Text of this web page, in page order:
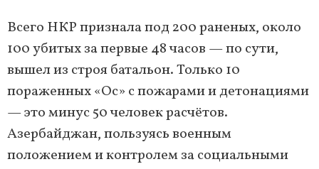
Всего НКР признала под 200 раненых, около
100 убитых за первые 48 часов — по сути,
вышел из строя батальон. Только 10
пораженных «Ос» с пожарами и детонациями
— это минус 50 человек расчётов.
Азербайджан, пользуясь военным
положением и контролем за социальными